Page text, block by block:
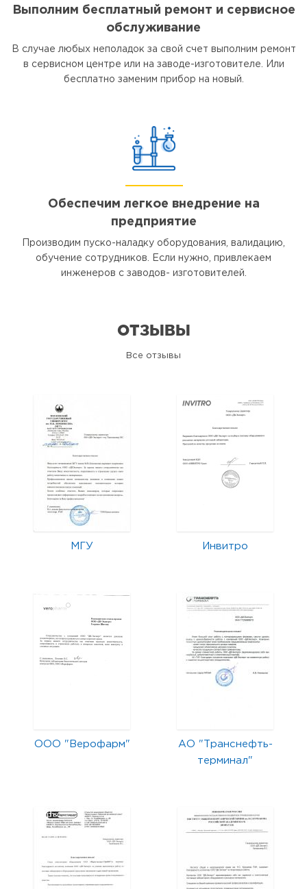
Выполним бесплатный ремонт и сервисное
обслуживание
В случае любых неполадок за свой счет выполним ремонт
в сервисном центре или на заводе-изготовителе. Или
бесплатно заменим прибор на новый.
Обеспечим легкое внедрение на
предприятие
Производим пуско-наладку оборудования, валидацию,
обучение сотрудников. Если нужно, привлекаем
инженеров с заводов- изготовителей.
ОТЗЫВЫ
Все отзывы
МГУ Инвитро
ООО "Верофарм"
АО "Транснефть-
терминал"